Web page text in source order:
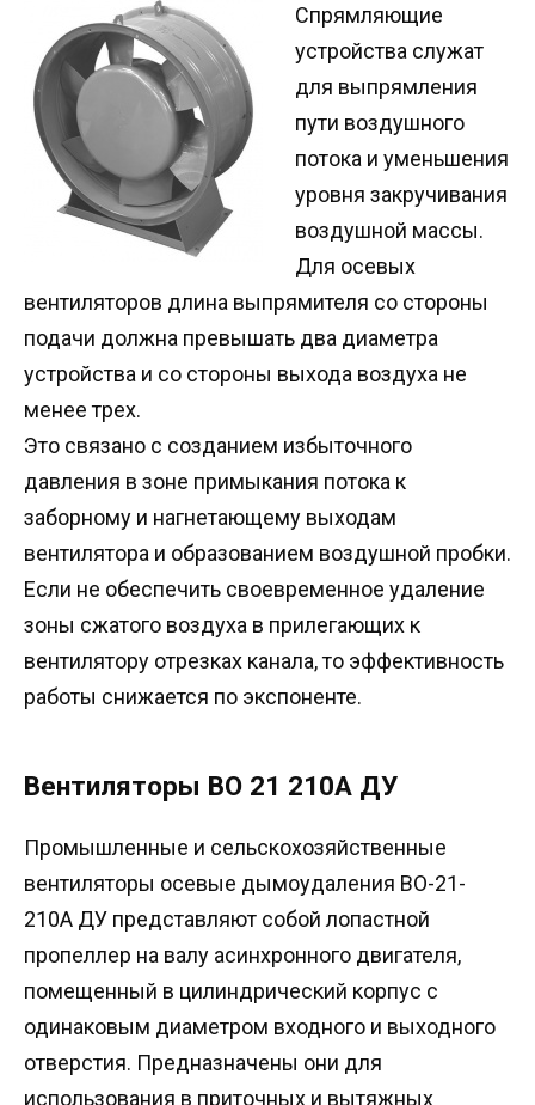
Спрямляющие
устройства служат
для выпрямления
пути воздушного
потока и уменьшения
уровня закручивания
воздушной массы.
Для осевых
вентиляторов длина выпрямителя со стороны
подачи должна превышать два диаметра
устройства и со стороны выхода воздуха не
менее трех.
Это связано с созданием избыточного
давления в зоне примыкания потока к
заборному и нагнетающему выходам
вентилятора и образованием воздушной пробки.
Если не обеспечить своевременное удаление
зоны сжатого воздуха в прилегающих к
вентилятору отрезках канала, то эффективность
работы снижается по экспоненте.
Вентиляторы ВО 21 210А ДУ
Промышленные и сельскохозяйственные
вентиляторы осевые дымоудаления ВО-21-
210А ДУ представляют собой лопастной
пропеллер на валу асинхронного двигателя,
помещенный в цилиндрический корпус с
одинаковым диаметром входного и выходного
отверстия. Предназначены они для
использования в приточных и вытяжных